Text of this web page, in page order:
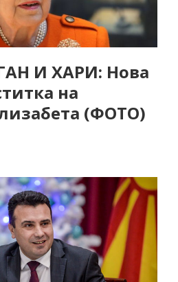
И ХАРИ: Нова
на
(ФОТО)